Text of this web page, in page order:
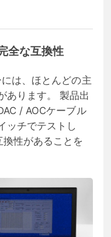
全な互換性
は、ほとんどの主
あります。 製品出
/ AOCケーブル
ッチでテストし
性があることを